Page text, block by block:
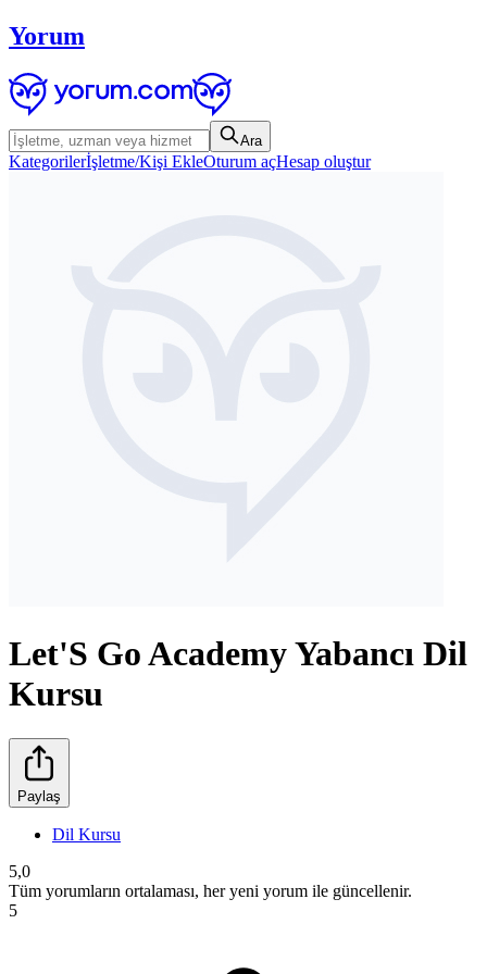
Yorum
Ara
Kategorilerİşletme/Kişi EkleOturum açHesap oluştur
Let'S Go Academy Yabancı Dil
Kursu
Paylaş
Dil Kursu
5,0
Tüm yorumların ortalaması, her yeni yorum ile güncellenir.
5